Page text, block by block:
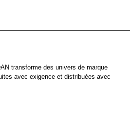
transforme des univers de marque
avec exigence et distribuées avec